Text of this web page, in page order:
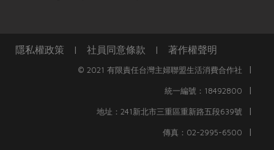
隱私權政策 | 社員同意條款 | 著作權聲明
© 2021 有限責任台灣主婦聯盟生活消費合作社 |
統一編號：18492800 |
地址：241新北市三重區重新路五段639號 |
傳真：02-2995-6500 |